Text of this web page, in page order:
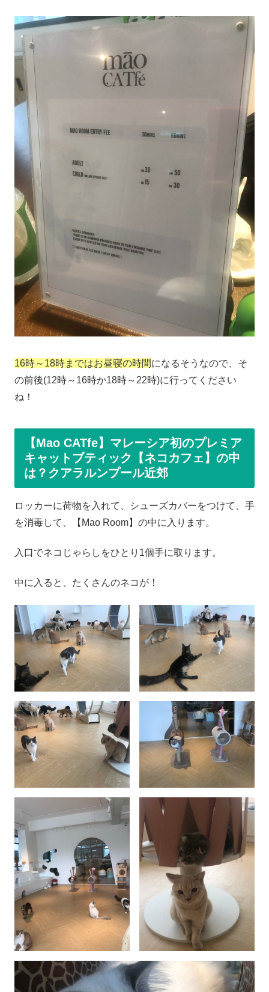
16時～18時まではお昼寝の時間になるそうなので、そ
の前後(12時～16時か18時～22時)に行ってください
ね！
【Mao CATfe】マレーシア初のプレミア
キャットブティック【ネコカフェ】の中
は？クアラルンプール近郊
ロッカーに荷物を入れて、シューズカバーをつけて、手
を消毒して、【Mao Room】の中に入ります。
入口でネコじゃらしをひとり1個手に取ります。
中に入ると、たくさんのネコが！